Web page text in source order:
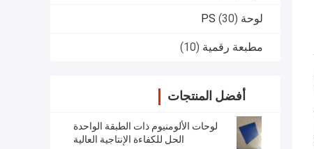
لوحة PS (30)
مطبعة رقمية (10)
أفضل المنتجات
لوحات الألومنيوم ذات الطبقة الواحدة
الحل للكفاءة الإنتاجية العالية